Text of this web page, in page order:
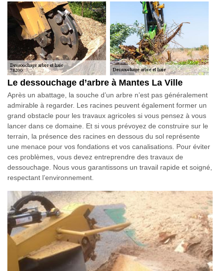
Le dessouchage d’arbre à Mantes La Ville
Après un abattage, la souche d’un arbre n’est pas généralement
admirable à regarder. Les racines peuvent également former un
grand obstacle pour les travaux agricoles si vous pensez à vous
lancer dans ce domaine. Et si vous prévoyez de construire sur le
terrain, la présence des racines en dessous du sol représente
une menace pour vos fondations et vos canalisations. Pour éviter
ces problèmes, vous devez entreprendre des travaux de
dessouchage. Nous vous garantissons un travail rapide et soigné,
respectant l’environnement.